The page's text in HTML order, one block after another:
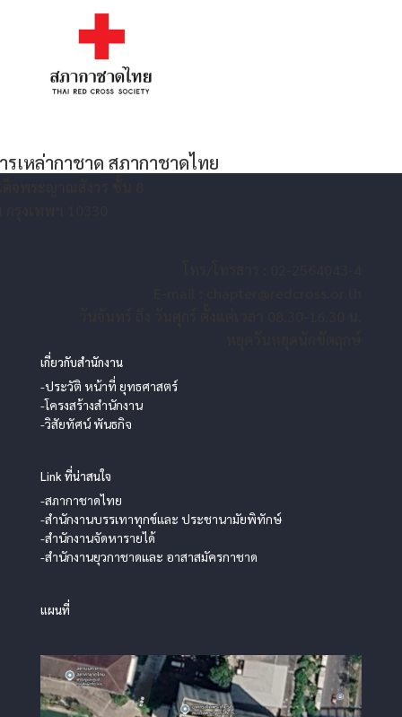
รเหล่ากาชาด สภากาชาดไทย
เกี่ยวกับสำนักงาน
-ประวัติ หน้าที่ ยุทธศาสตร์
-โครงสร้างสำนักงาน
-วิสัยทัศน์ พันธกิจ
Link ที่น่าสนใจ
-สภากาชาดไทย
-สำนักงานบรรเทาทุกข์และ ประชานามัยพิทักษ์
-สำนักงานจัดหารายได้
-สำนักงานยุวกาชาดและ อาสาสมัครกาชาด
แผนที่